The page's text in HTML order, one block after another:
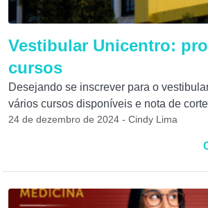
Vestibular Unicentro:
cursos
Desejando se inscrever para o
vários cursos disponíveis e nota de
24 de dezembro de 2024 - Cindy Lima